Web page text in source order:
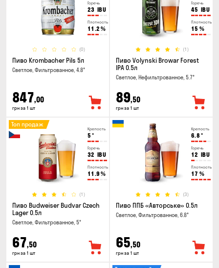
Горечь
23 IBU
Плотность
11.2 %
(0)
Пиво Krombacher Pils 5л
Светлое, Фильтрованное, 4.8°
847,00
грн за 1 шт
Горечь
45 IBU
Плотность
15 %
(1)
Пиво Volynski Browar Forest
IPA 0.5л
Светлое, Нефильтрованное, 5.7°
89,50
грн за 1 шт
Крепость
5 °
Горечь
32 IBU
Плотность
11.9 %
(1)
Топ продаж
Пиво Budweiser Budvar Czech
Lager 0.5л
Светлое, Фильтрованное, 5°
67,50
грн за 1 шт
Крепость
6.8 °
Горечь
12 IBU
Плотность
17 %
(3)
Пиво ППБ «Авторське» 0.5л
Светлое, Фильтрованное, 6.8°
65,50
грн за 1 шт